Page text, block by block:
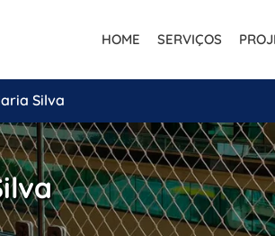
HOME SERVIÇOS
Silva